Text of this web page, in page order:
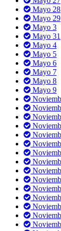
Mayo 28
Mayo 29
Mayo 3
Mayo 31
Mayo 4
Mayo 5
Mayo 6
Mayo 7
Mayo 8
Mayo 9